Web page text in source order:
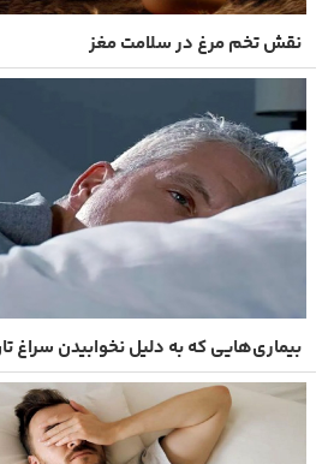
نقش تخم‌ مرغ در سلامت مغز
بیماری‌هایی که به دلیل نخوابیدن سراغ